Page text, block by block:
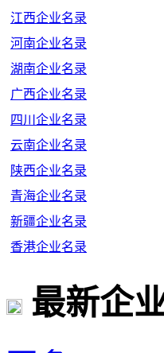
江西企业名录
河南企业名录
湖南企业名录
广西企业名录
四川企业名录
云南企业名录
陕西企业名录
青海企业名录
新疆企业名录
香港企业名录
最新企